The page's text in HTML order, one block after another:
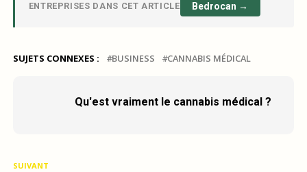
ENTREPRISES DANS CET ARTICLE Bedrocan →
SUJETS CONNEXES : BUSINESS CANNABIS MÉDICAL
Qu'est vraiment le cannabis médical ?
SUIVANT